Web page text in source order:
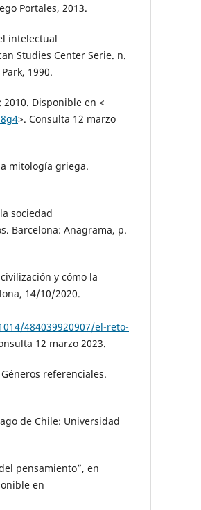
Portales, 2013.
intelectual
Studies Center Serie. n.
1990.
2010. Disponible en <
>. Consulta 12 marzo
mitología griega.
sociedad
Barcelona: Anagrama, p.
y cómo la
14/10/2020.
484039920907/el-reto-
12 marzo 2023.
referenciales.
de Chile: Universidad
pensamiento”, en
en